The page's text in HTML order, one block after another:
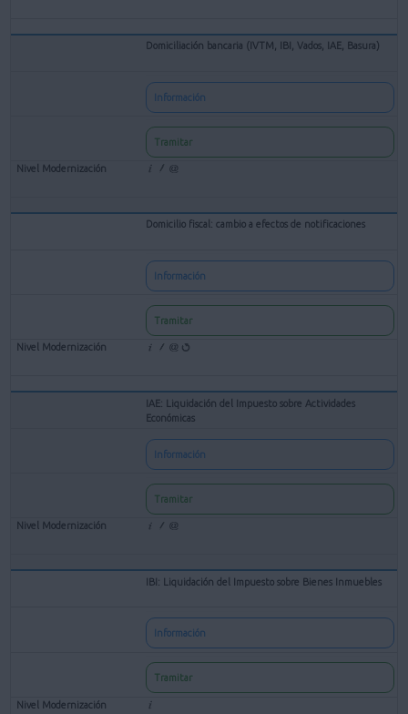
Domiciliación bancaria (IVTM, IBI, Vados, IAE, Basura)
Información
Tramitar
Domicilio fiscal: cambio a efectos de notificaciones
Información
Tramitar
IAE: Liquidación del Impuesto sobre Actividades
Económicas
Información
Tramitar
IBI: Liquidación del Impuesto sobre Bienes Inmuebles
Información
Tramitar